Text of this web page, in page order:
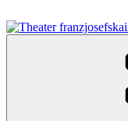
Inhalt
springen
Theater franzjosefskai21